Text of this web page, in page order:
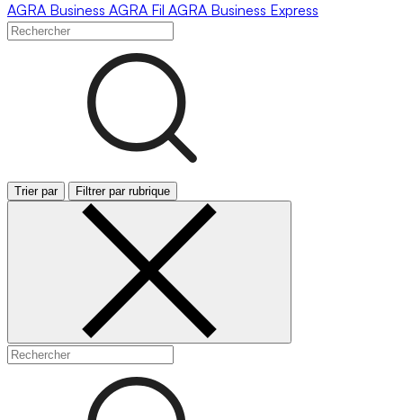
AGRA Business AGRA Fil AGRA Business Express
Trier par Filtrer par rubrique